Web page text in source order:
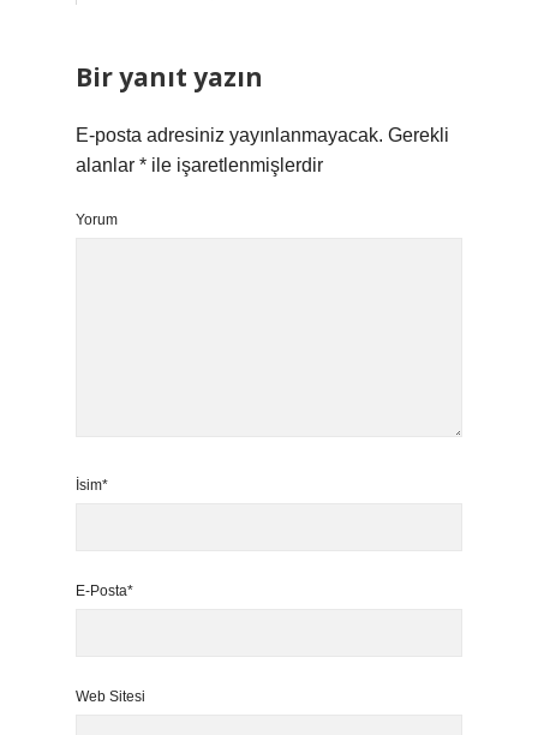
Bir yanıt yazın
E-posta adresiniz yayınlanmayacak. Gerekli
alanlar * ile işaretlenmişlerdir
Yorum
İsim*
E-Posta*
Web Sitesi